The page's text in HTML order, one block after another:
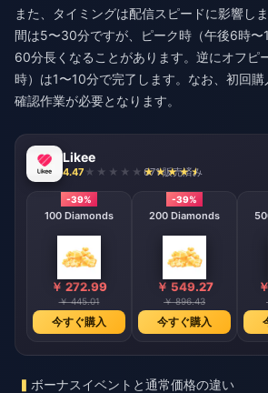
また、タイミングは配信スピードに影響し
間は5〜30分ですが、ピーク時（午後6時
60分長くなることがあります。逆にオフピ
時）は1〜10分で完了します。なお、初回
確認作業が必要となります。
Likee
4.47 671 販売済み
-39%
100 Diamonds
￥ 272.99
￥ 445.01
今すぐ購入
-39%
200 Diamonds
￥ 549.27
￥ 896.43
今すぐ購入
ボーナスイベントと通常価格の違い